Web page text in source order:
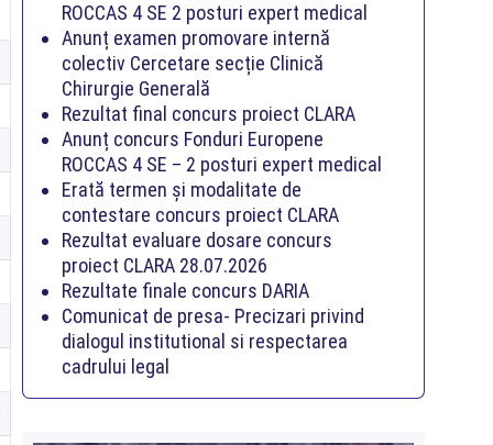
ROCCAS 4 SE 2 posturi expert medical
Anunț examen promovare internă
colectiv Cercetare secție Clinică
Chirurgie Generală
Rezultat final concurs proiect CLARA
Anunț concurs Fonduri Europene
ROCCAS 4 SE – 2 posturi expert medical
Erată termen și modalitate de
contestare concurs proiect CLARA
Rezultat evaluare dosare concurs
proiect CLARA 28.07.2026
Rezultate finale concurs DARIA
Comunicat de presa- Precizari privind
dialogul institutional si respectarea
cadrului legal